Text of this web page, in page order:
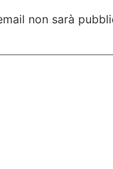
non sarà